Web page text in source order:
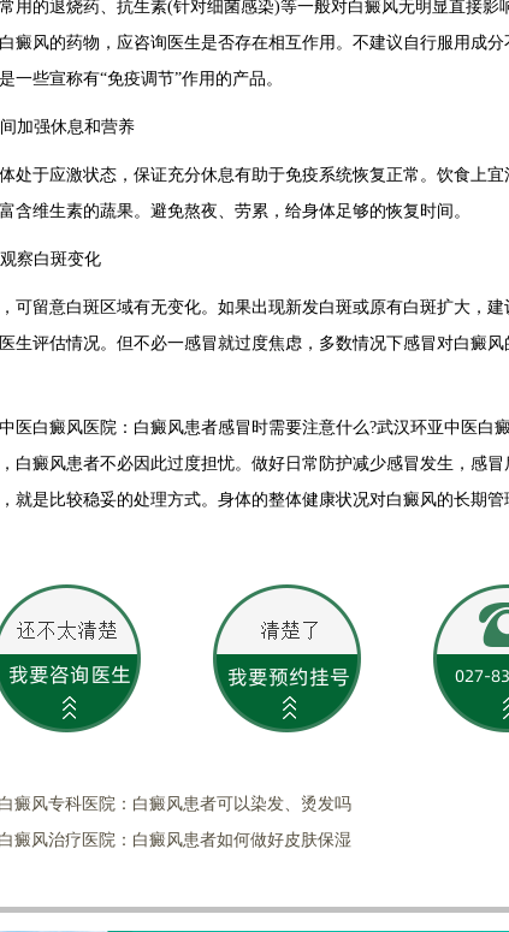
的退烧药、抗生素(针对细菌感染)等一般对白癜风无明显直接影
癜风的药物，应咨询医生是否存在相互作用。不建议自行服用成
一些宣称有“免疫调节”作用的产品。
强休息和营养
于应激状态，保证充分休息有助于免疫系统恢复正常。饮食上宜
含维生素的蔬果。避免熬夜、劳累，给身体足够的恢复时间。
察白斑变化
留意白斑区域有无变化。如果出现新发白斑或原有白斑扩大，建
生评估情况。但不必一感冒就过度焦虑，多数情况下感冒对白癜
白癜风医院：白癜风患者感冒时需要注意什么?武汉环亚中医白癜
白癜风患者不必因此过度担忧。做好日常防护减少感冒发生，感冒
就是比较稳妥的处理方式。身体的整体健康状况对白癜风的长期管
癜风专科医院：白癜风患者可以染发、烫发吗
癜风治疗医院：白癜风患者如何做好皮肤保湿